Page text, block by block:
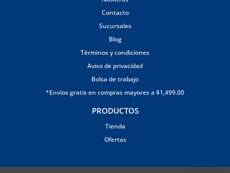
Contacto
Sucursales
Blog
Términos y condiciones
Aviso de privacidad
Bolsa de trabajo
*Envíos gratis en compras mayores a $1,499.00
PRODUCTOS
Tienda
Ofertas